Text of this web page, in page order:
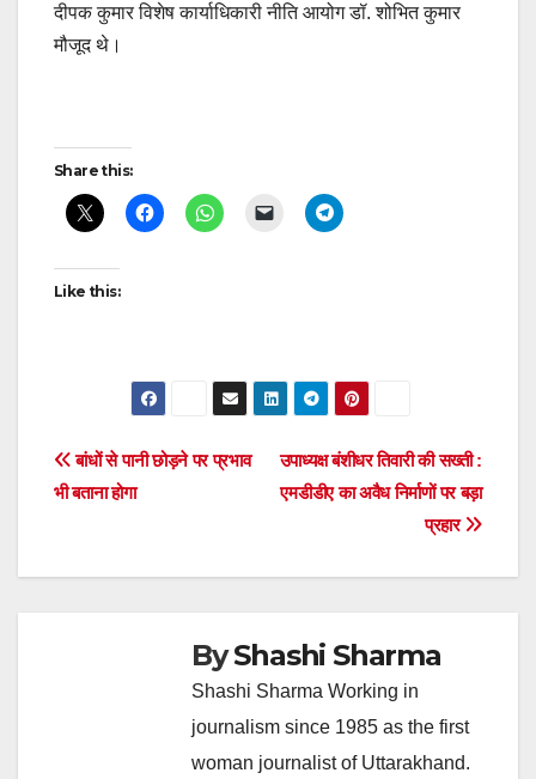
दीपक कुमार विशेष कार्याधिकारी नीति आयोग डॉ. शोभित कुमार
मौजूद थे।
Post
navigation
Share this:
Like this:
Post
navigation
उपाध्यक्ष बंशीधर तिवारी की सख्ती :
एमडीडीए का अवैध निर्माणों पर बड़ा
प्रहार
बांधों से पानी छोड़ने पर प्रभाव
भी बताना होगा
ByShashi Sharma
Shashi Sharma Working in
journalism since 1985 as the first
woman journalist of Uttarakhand.